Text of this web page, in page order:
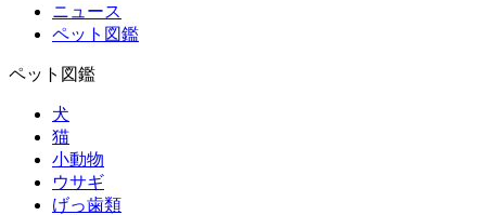
ニュース
ペット図鑑
ペット図鑑
犬
猫
小動物
ウサギ
げっ歯類